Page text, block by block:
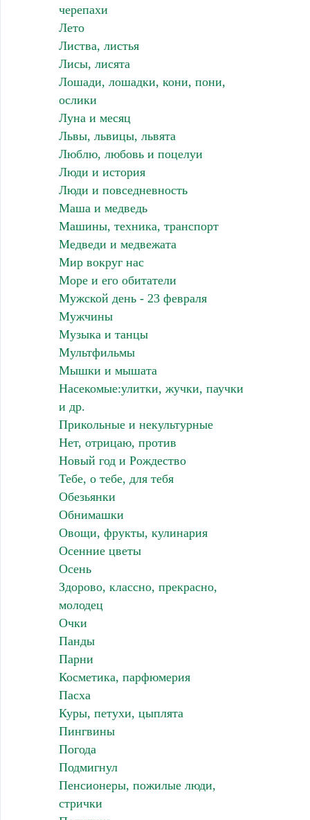
черепахи
Лето
Листва, листья
Лисы, лисята
Лошади, лошадки, кони, пони,
ослики
Луна и месяц
Львы, львицы, львята
Люблю, любовь и поцелуи
Люди и история
Люди и повседневность
Маша и медведь
Машины, техника, транспорт
Медведи и медвежата
Мир вокруг нас
Море и его обитатели
Мужской день - 23 февраля
Мужчины
Музыка и танцы
Мультфильмы
Мышки и мышата
Насекомые:улитки, жучки, паучки
и др.
Прикольные и некультурные
Нет, отрицаю, против
Новый год и Рождество
Тебе, о тебе, для тебя
Обезьянки
Обнимашки
Овощи, фрукты, кулинария
Осенние цветы
Осень
Здорово, классно, прекрасно,
молодец
Очки
Панды
Парни
Косметика, парфюмерия
Пасха
Куры, петухи, цыплята
Пингвины
Погода
Подмигнул
Пенсионеры, пожилые люди,
стрички